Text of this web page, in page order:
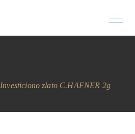
Investiciono zlato C.HAFNER 2g